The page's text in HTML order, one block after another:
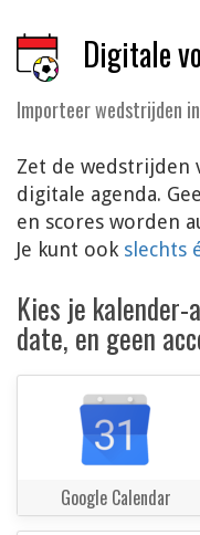
Digitale
Importeer wedstrijden
Zet de wedstrijden
digitale agenda.
en scores worden
Je kunt ook slechts
Kies je
date, en geen
Google Calendar